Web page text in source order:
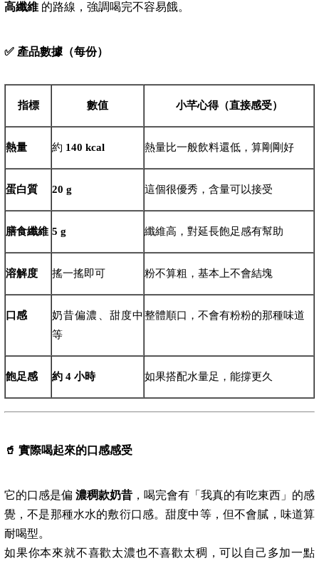
高纖維 的路線，強調喝完不容易餓。
✅ 產品數據（每份）
指標 數值 小芊心得（直接感受）
熱量 約 140 kcal 熱量比一般飲料還低，算剛剛好
蛋白質 20 g 這個很優秀，含量可以接受
膳食纖維 5 g 纖維高，對延長飽足感有幫助
溶解度 搖一搖即可 粉不算粗，基本上不會結塊
口感
奶昔偏濃、甜度中
等
整體順口，不會有粉粉的那種味道
飽足感 約 4 小時 如果搭配水量足，能撐更久
🥤 實際喝起來的口感感受
它的口感是偏 濃稠款奶昔 ，喝完會有「我真的有吃東西」的感
覺，不是那種水水的敷衍口感。甜度中等，但不會膩，味道算
耐喝型。
如果你本來就不喜歡太濃也不喜歡太稠，可以自己多加一點